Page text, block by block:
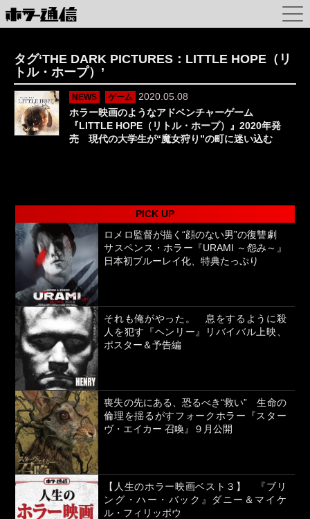
タグ‘THE DARK PICTURES：LITTLE HOPE（リ
トル・ホープ）’
NEWS ゲーム
2020.05.08
ホラー映画のようなアドベンチャーゲーム
『LITTLE HOPE（リトル・ホープ）』2020年発
売 現代の大学生が“魔女狩り”の町に迷い込む
PICK UP
ロメロ監督が描く“顔のない男”の復讐劇
サスペンス・ホラー『URAMI ～怨み～』
日本初ブルーレイ化、特典たっぷり
それも俺がやった。 息をするように殺
人を犯す『ヘンリー』リバイバル上映、
ポスター＆予告編
喪失の先にある、恐るべき“救い” 生命の
倫理を揺るがすフォークホラー『スター
ヴ・エイカー 召喚』９月公開
【人生のホラー映画ベスト３】 『ブリ
ング・ハー・バック』ダニー＆マイケ
ル・フィリッポウ